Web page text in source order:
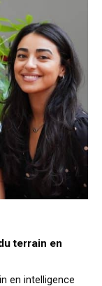
terrain en
en intelligence